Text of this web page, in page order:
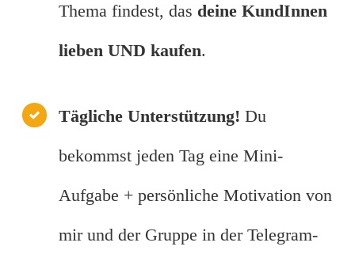
Thema findest, das deine KundInnen
lieben UND kaufen.
Tägliche Unterstützung! Du
bekommst jeden Tag eine Mini-
Aufgabe + persönliche Motivation von
mir und der Gruppe in der Telegram-